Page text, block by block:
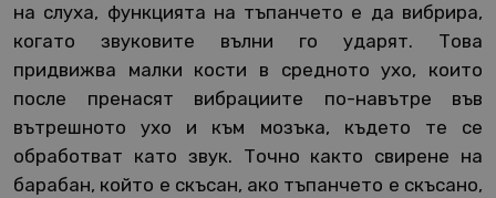
на слуха, функцията на тъпанчето е да вибрира,
когато звуковите вълни го ударят. Това
придвижва малки кости в средното ухо, които
после пренасят вибрациите по-навътре във
вътрешното ухо и към мозъка, където те се
обработват като звук. Точно както свирене на
барабан, който е скъсан, ако тъпанчето е скъсано,